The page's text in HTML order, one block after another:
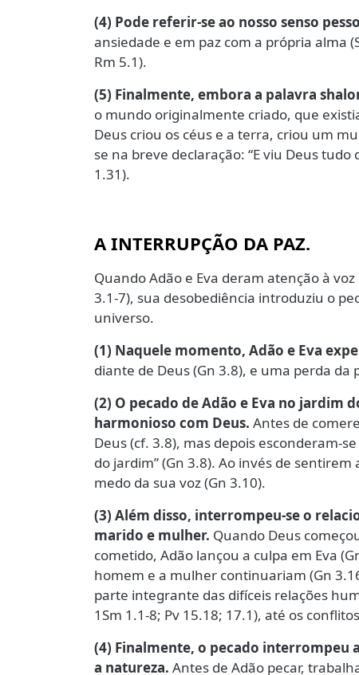
(4) Pode referir-se ao nosso senso
ansiedade e em paz com a própria alma
Rm 5.1).
(5) Finalmente, embora a palavra
o mundo originalmente criado, que
Deus criou os céus e a terra, criou um
se na breve declaração: “E viu Deus
1.31).
A INTERRUPÇÃO DA PAZ.
Quando Adão e Eva deram atenção à
3.1-7), sua desobediência introduziu o
universo.
(1) Naquele momento, Adão e Eva
diante de Deus (Gn 3.8), e uma perda da
(2) O pecado de Adão e Eva no jardim
harmonioso com Deus. Antes de
Deus (cf. 3.8), mas depois esconderam-
do jardim” (Gn 3.8). Ao invés de
medo da sua voz (Gn 3.10).
(3) Além disso, interrompeu-se o
marido e mulher. Quando Deus
cometido, Adão lançou a culpa em Eva
homem e a mulher continuariam (Gn
parte integrante das difíceis relações
1Sm 1.1-8; Pv 15.18; 17.1), até os
(4) Finalmente, o pecado interrompeu
a natureza. Antes de Adão pecar,